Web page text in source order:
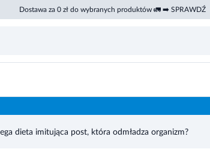
Dostawa za 0 zł do wybranych produktów 🚛 ➡️ SPRAWDŹ
dieta imitująca post, która odmładza organizm?